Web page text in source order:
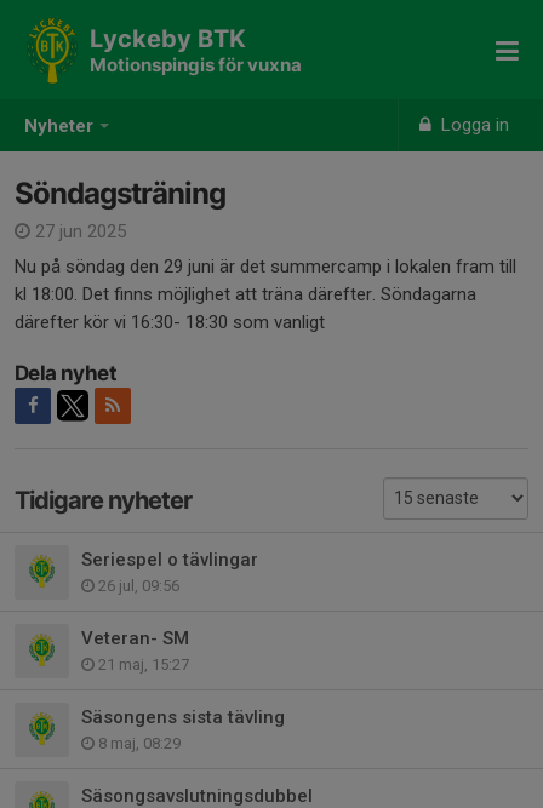
Nyheter Logga in
Lyckeby BTK
Motionspingis för vuxna
Söndagsträning
27 jun 2025
Nu på söndag den 29 juni är det summercamp i lokalen fram till
kl 18:00. Det finns möjlighet att träna därefter. Söndagarna
därefter kör vi 16:30- 18:30 som vanligt
Dela nyhet
Tidigare nyheter
Seriespel o tävlingar
26 jul, 09:56
Veteran- SM
21 maj, 15:27
Säsongens sista tävling
8 maj, 08:29
Säsongsavslutningsdubbel